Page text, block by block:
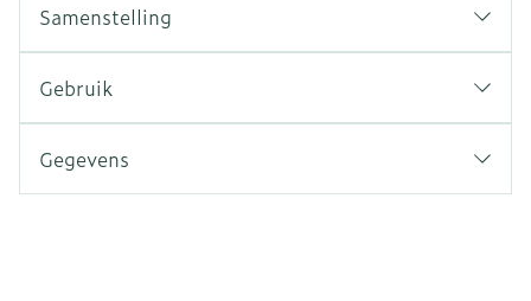
Samenstelling
Gebruik
Gegevens